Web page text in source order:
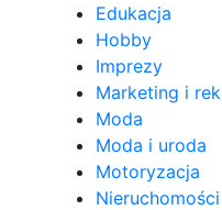
Edukacja
Hobby
Imprezy
Marketing i
Moda
Moda i uroda
Motoryzacja
Nieruchomości